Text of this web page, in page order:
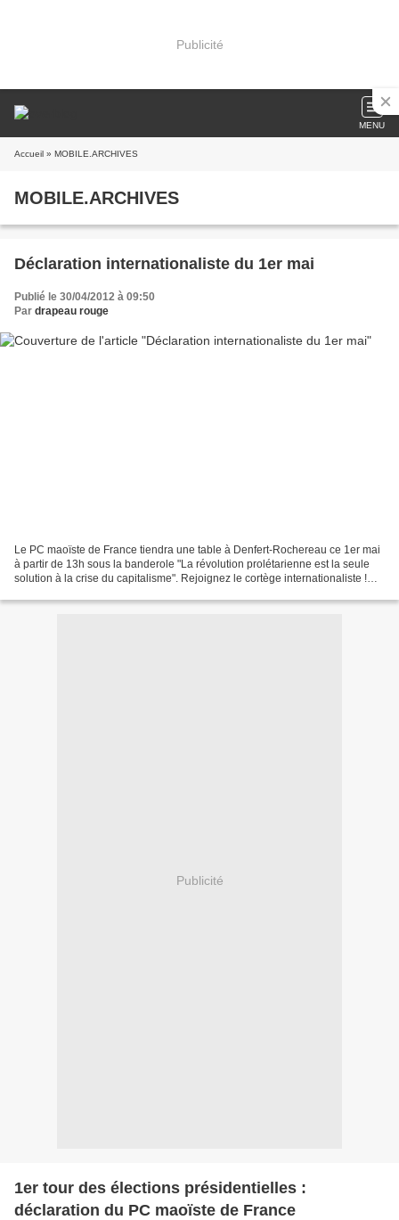
Publicité
MENU
Accueil » MOBILE.ARCHIVES
MOBILE.ARCHIVES
Déclaration internationaliste du 1er mai
Publié le 30/04/2012 à 09:50
Par drapeau rouge
Le PC maoïste de France tiendra une table à Denfert-Rochereau ce 1er mai
à partir de 13h sous la banderole "La révolution prolétarienne est la seule
solution à la crise du capitalisme". Rejoignez le cortège internationaliste !
Publicité
1er tour des élections présidentielles :
déclaration du PC maoïste de France